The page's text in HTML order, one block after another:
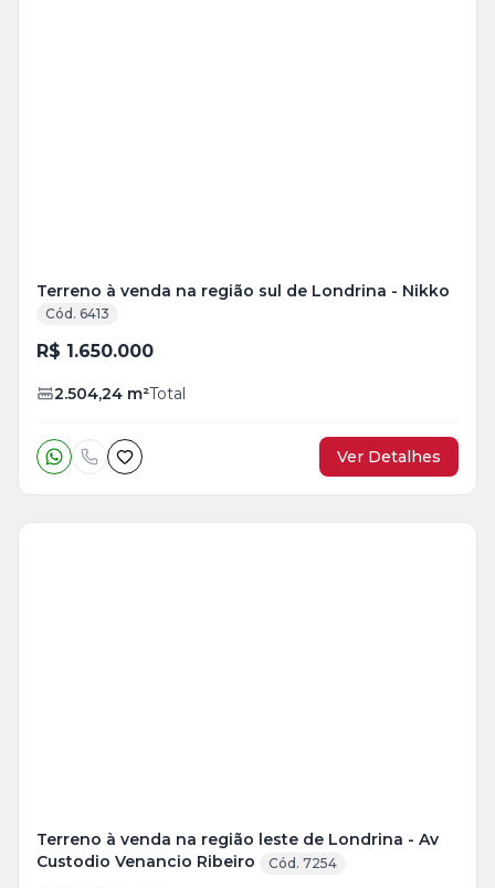
Terreno à venda na região sul de Londrina - Nikko
Cód. 6413
R$ 1.650.000
2.504,24 m²Total
Ver Detalhes
Terreno à venda na região leste de Londrina - Av
Custodio Venancio Ribeiro
Cód. 7254